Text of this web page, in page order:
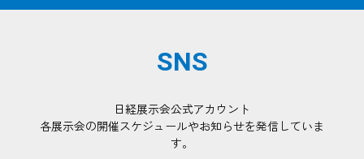
SNS
日経展示会公式アカウント
各展示会の開催スケジュールやお知らせを発信していま
す。